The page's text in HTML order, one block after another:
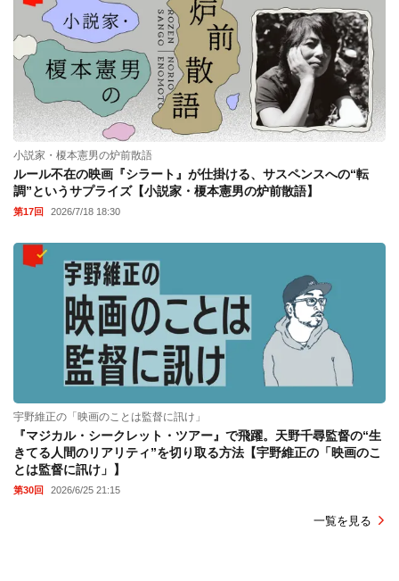
小説家・榎本憲男の炉前散語
ルール不在の映画『シラート』が仕掛ける、サスペンスへの“転
調”というサプライズ【小説家・榎本憲男の炉前散語】
第17回 2026/7/18 18:30
宇野維正の「映画のことは監督に訊け」
『マジカル・シークレット・ツアー』で飛躍。天野千尋監督の“生
きてる人間のリアリティ”を切り取る方法【宇野維正の「映画のこ
とは監督に訊け」】
第30回 2026/6/25 21:15
一覧を見る